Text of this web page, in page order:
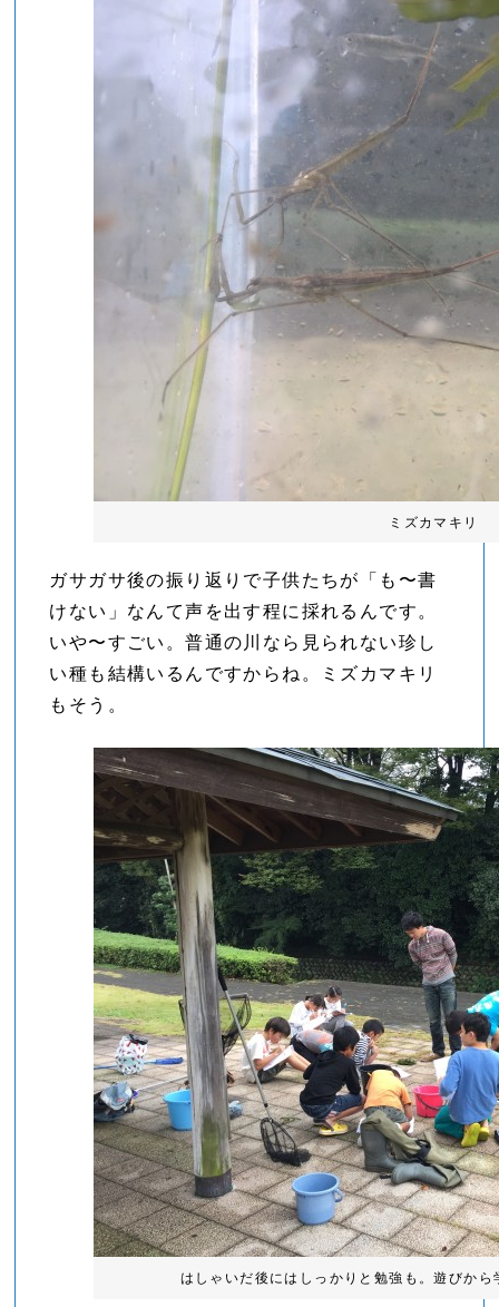
ミズカマキリ
ガサガサ後の振り返りで子供たちが「も〜書
けない」なんて声を出す程に採れるんです。
いや〜すごい。普通の川なら見られない珍し
い種も結構いるんですからね。ミズカマキリ
もそう。
はしゃいだ後にはしっかりと勉強も。遊びか